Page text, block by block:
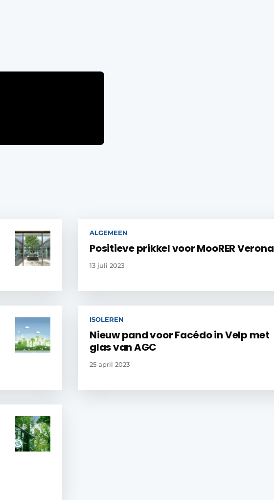
ALGEMEEN
Positieve prikkel voor MooRER Verona
13 juli 2023
ISOLEREN
Nieuw pand voor Facédo in Velp met
glas van AGC
25 april 2023